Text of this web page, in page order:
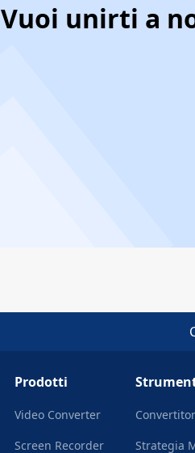
Vuoi unirti a
Prodotti
Video Converter
Screen Recorder
Strategia